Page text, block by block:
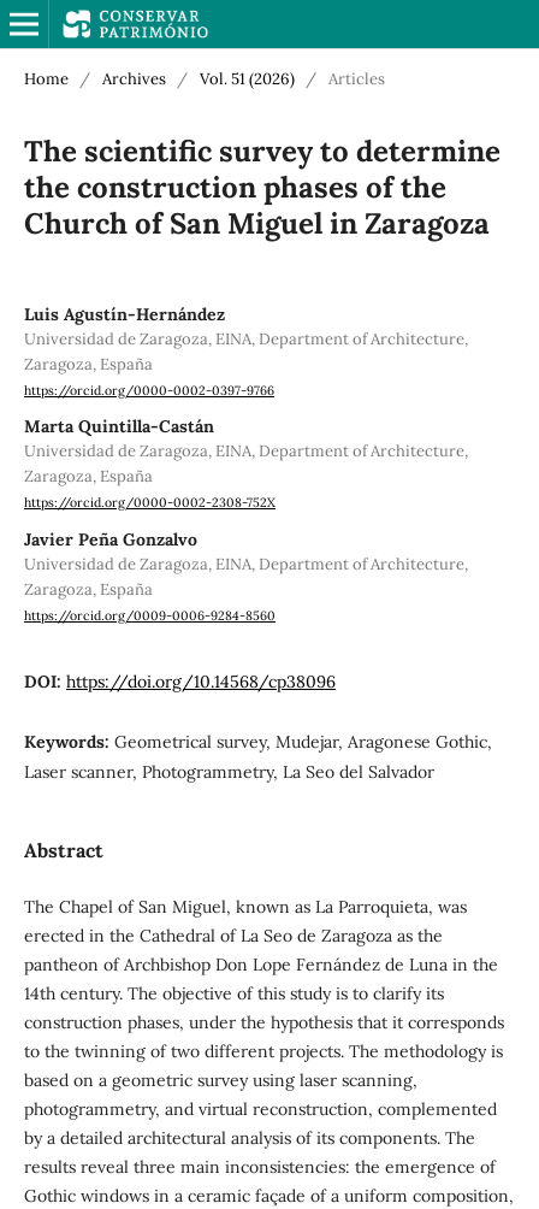
Home / Archives / Vol. 51 (2026) / Articles
The scientific survey to determine
the construction phases of the
Church of San Miguel in Zaragoza
Luis Agustín-Hernández
Universidad de Zaragoza, EINA, Department of Architecture,
Zaragoza, España
https://orcid.org/0000-0002-0397-9766
Marta Quintilla-Castán
Universidad de Zaragoza, EINA, Department of Architecture,
Zaragoza, España
https://orcid.org/0000-0002-2308-752X
Javier Peña Gonzalvo
Universidad de Zaragoza, EINA, Department of Architecture,
Zaragoza, España
https://orcid.org/0009-0006-9284-8560
DOI: https://doi.org/10.14568/cp38096
Keywords: Geometrical survey, Mudejar, Aragonese Gothic,
Laser scanner, Photogrammetry, La Seo del Salvador
Abstract
The Chapel of San Miguel, known as La Parroquieta, was
erected in the Cathedral of La Seo de Zaragoza as the
pantheon of Archbishop Don Lope Fernández de Luna in the
14th century. The objective of this study is to clarify its
construction phases, under the hypothesis that it corresponds
to the twinning of two different projects. The methodology is
based on a geometric survey using laser scanning,
photogrammetry, and virtual reconstruction, complemented
by a detailed architectural analysis of its components. The
results reveal three main inconsistencies: the emergence of
Gothic windows in a ceramic façade of a uniform composition,